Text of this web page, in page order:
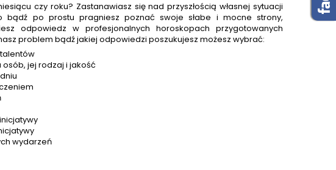
czy roku? Zastanawiasz się nad przyszłością własnej sytuacji
bądź po prostu pragniesz poznać swoje słabe i mocne strony,
odpowiedz w profesjonalnych horoskopach przygotowanych
problem bądź jakiej odpowiedzi poszukujesz możesz wybrać:
jej rodzaj i jakość
wydarzeń